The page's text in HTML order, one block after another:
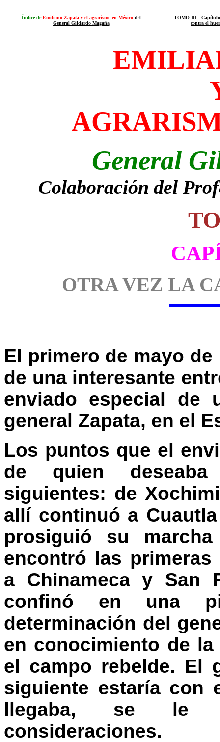
Índice deEmiliano Zapata y el agrarismo en Méxicodel
General Gildardo Magaña
TOMO III -
contra el
General
Colaboración del
OTRA VEZ LA
El primero de mayo
de una interesante
enviado especial de
general Zapata, en el
Los puntos que el
de quien
siguientes: de
allí continuó a
prosiguió su
encontró las
a Chinameca y San
confinó en una
determinación del
en conocimiento de
el campo rebelde. El
siguiente estaría con
llegaba, se le
consideraciones.